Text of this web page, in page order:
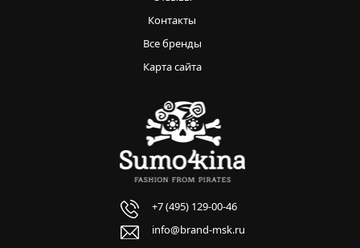
Контакты
Все бренды
Карта сайта
+7 (495) 129-00-46
info@brand-msk.ru